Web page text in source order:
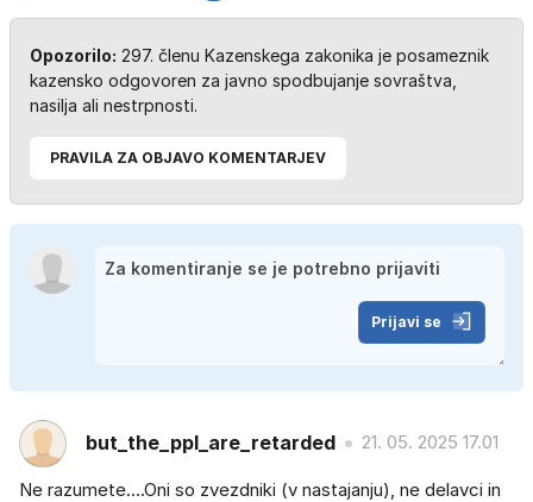
Opozorilo: 297. členu Kazenskega zakonika je posameznik
kazensko odgovoren za javno spodbujanje sovraštva,
nasilja ali nestrpnosti.
PRAVILA ZA OBJAVO KOMENTARJEV
Prijavi se
but_the_ppl_are_retarded 21. 05. 2025 17.01
Ne razumete....Oni so zvezdniki (v nastajanju), ne delavci in